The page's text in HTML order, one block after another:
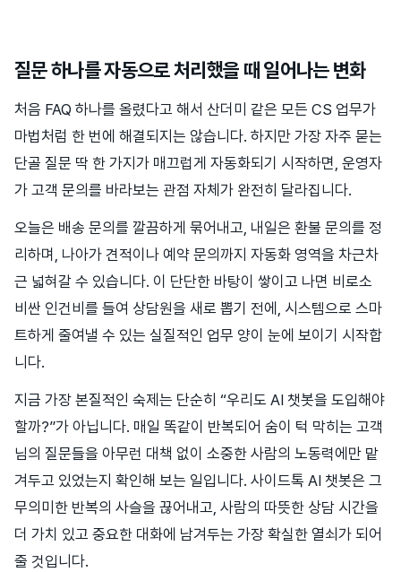
질문 하나를 자동으로 처리했을 때 일어나는 변화
처음 FAQ 하나를 올렸다고 해서 산더미 같은 모든 CS 업무가
마법처럼 한 번에 해결되지는 않습니다. 하지만 가장 자주 묻는
단골 질문 딱 한 가지가 매끄럽게 자동화되기 시작하면, 운영자
가 고객 문의를 바라보는 관점 자체가 완전히 달라집니다.
오늘은 배송 문의를 깔끔하게 묶어내고, 내일은 환불 문의를 정
리하며, 나아가 견적이나 예약 문의까지 자동화 영역을 차근차
근 넓혀갈 수 있습니다. 이 단단한 바탕이 쌓이고 나면 비로소
비싼 인건비를 들여 상담원을 새로 뽑기 전에, 시스템으로 스마
트하게 줄여낼 수 있는 실질적인 업무 양이 눈에 보이기 시작합
니다.
지금 가장 본질적인 숙제는 단순히 “우리도 AI 챗봇을 도입해야
할까?”가 아닙니다. 매일 똑같이 반복되어 숨이 턱 막히는 고객
님의 질문들을 아무런 대책 없이 소중한 사람의 노동력에만 맡
겨두고 있었는지 확인해 보는 일입니다. 사이드톡 AI 챗봇은 그
무의미한 반복의 사슬을 끊어내고, 사람의 따뜻한 상담 시간을
더 가치 있고 중요한 대화에 남겨두는 가장 확실한 열쇠가 되어
줄 것입니다.